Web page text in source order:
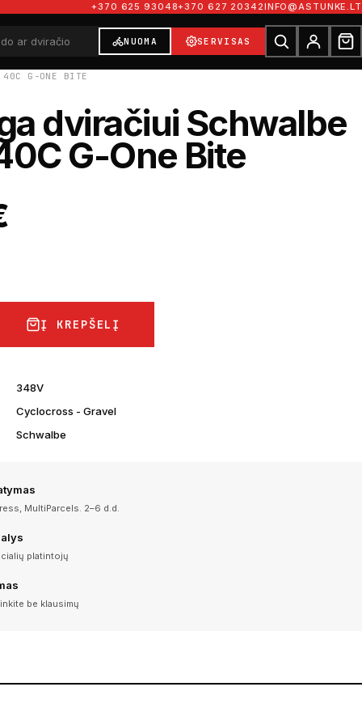
+370 625 93048+370 627 20342INFO@ASTUNKE.LT
NUOMA SERVISAS
40C G-ONE BITE
dviračiui Schwalbe
G-One Bite
Į KREPŠELĮ
348V
Cyclocross - Gravel
Schwalbe
MultiParcels. 2–6 d.d.
platintojų
be klausimų